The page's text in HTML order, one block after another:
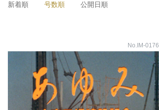
新着順 号数順 公開日順
No.IM-0176